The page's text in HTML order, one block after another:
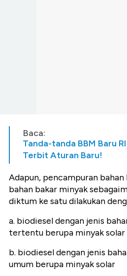
Baca:
Tanda-tanda BBM Baru
Terbit Aturan Baru!
Adapun, pencampuran
bahan bakar minyak
diktum ke satu dilakukan
a. biodiesel dengan jenis
tertentu berupa minyak solar
b. biodiesel dengan jenis
umum berupa minyak solar